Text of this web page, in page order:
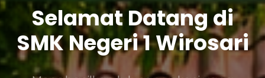
Selamat Datang di
SMK Negeri 1 Wirosari